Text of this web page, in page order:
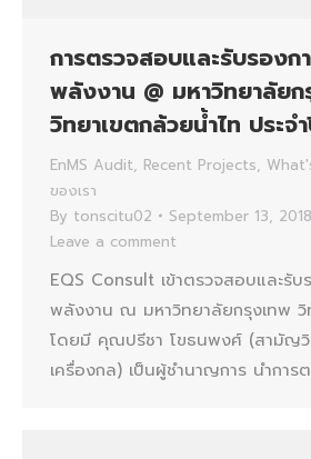
การตรวจสอบและรับรองก
พลังงาน @ มหาวิทยาลัยก
วิทยาเขตกล้วยน้ำไท ประจ
EnMS Audit, Recent Projects,
ของเรา
By tonscitu02
September 13, 2018
Leave a comment
EQS Consult เข้าตรวจสอบและรับ
พลังงาน ณ มหาวิทยาลัยกรุงเทพ วิ
โดยมี คุณปรีชา โขธนพงศ์ (สามัญวิ
เครื่องกล) เป็นผู้ชำนาญการ นำการ